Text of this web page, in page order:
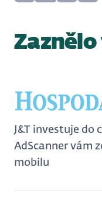
J&T investuje do
AdScanner vám
mobilu